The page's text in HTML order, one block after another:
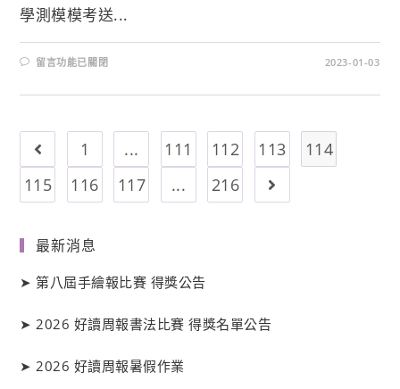
學測模模考送...
留言功能已關閉 2023-01-03
1 ... 111 112 113
114
115
116 117 ... 216
最新消息
➤第八屆手繪報比賽 得獎公告
➤2026 好讀周報書法比賽 得獎名單公告
➤2026 好讀周報暑假作業